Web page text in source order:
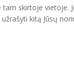
tam skirtoje vietoje.
kitą Jūsų